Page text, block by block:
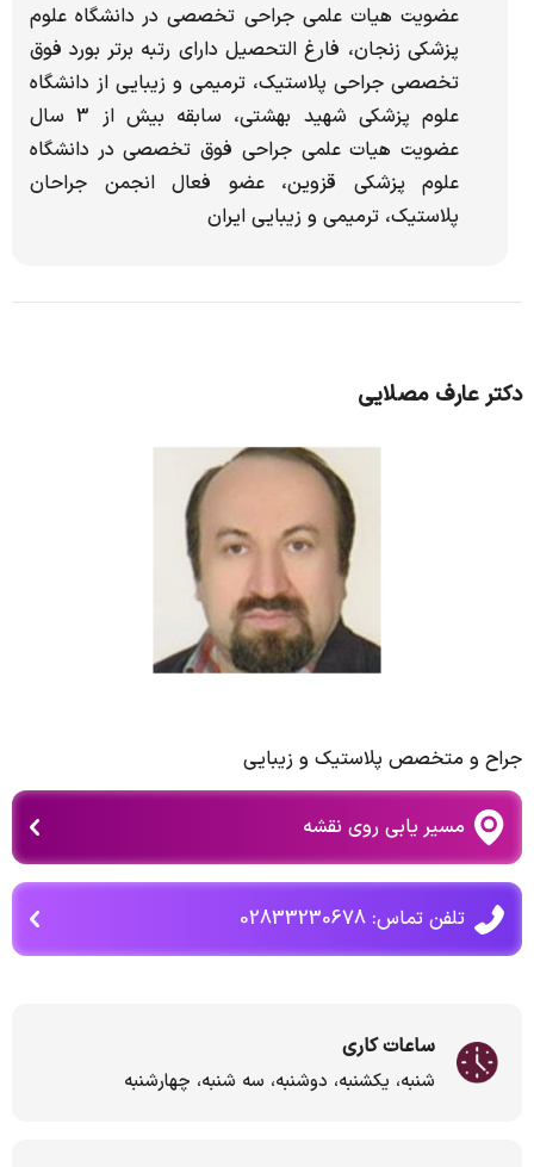
عضویت هیات علمی جراحی تخصصی در دانشگاه علوم
پزشکی زنجان، فارغ التحصیل دارای رتبه برتر بورد فوق
تخصصی جراحی پلاستیک، ترمیمی و زیبایی از دانشگاه
علوم پزشکی شهید بهشتی، سابقه بیش از 3 سال
عضویت هیات علمی جراحی فوق تخصصی در دانشگاه
علوم پزشکی قزوین، عضو فعال انجمن جراحان
پلاستیک، ترمیمی و زیبایی ایران
دکتر عارف مصلایی
جراح و متخصص پلاستیک و زیبایی
مسیر یابی روی نقشه
تلفن تماس: 02833230678
ساعات کاری
شنبه، یکشنبه، دوشنبه، سه شنبه، چهارشنبه